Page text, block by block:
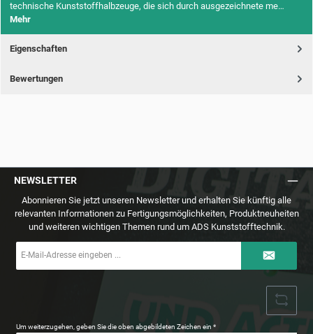
technische Kunststoffhalbzeuge, die sich durch ausgezeichnete me…
Mehr
Eigenschaften
Bewertungen
NEWSLETTER
Abonnieren Sie jetzt unseren Newsletter und erhalten Sie künftig alle
relevanten Informationen zu Fertigungsmöglichkeiten, Produktneuheiten
und weiteren wichtigen Themen rund um ADS Kunststofftechnik.
Mail-
Um weiterzugehen, geben Sie die oben abgebildeten Zeichen ein*